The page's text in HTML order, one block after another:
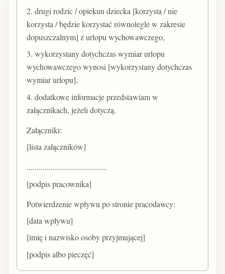
2. drugi rodzic / opiekun dziecka [korzysta / nie
korzysta / będzie korzystać równolegle w zakresie
dopuszczalnym] z urlopu wychowawczego,
3. wykorzystany dotychczas wymiar urlopu
wychowawczego wynosi [wykorzystany dotychczas
wymiar urlopu],
4. dodatkowe informacje przedstawiam w
załącznikach, jeżeli dotyczą.
Załączniki:
[lista załączników]
........................................
[podpis pracownika]
Potwierdzenie wpływu po stronie pracodawcy:
[data wpływu]
[imię i nazwisko osoby przyjmującej]
[podpis albo pieczęć]